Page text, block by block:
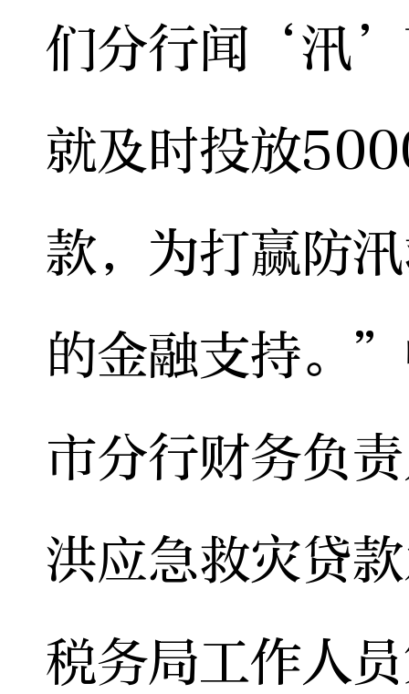
们分行闻‘汛’
就及时投放
款，为打赢防
的金融支持。
市分行财务负
洪应急救灾贷
税务局工作人